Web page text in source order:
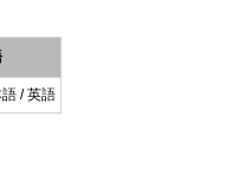
語 / 英語